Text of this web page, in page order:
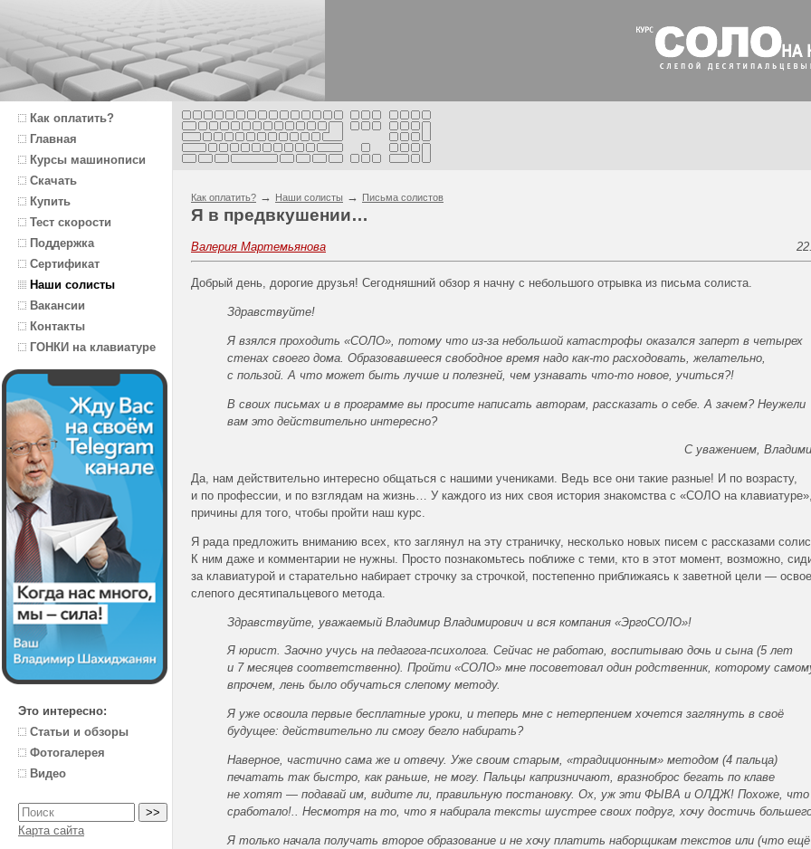
Как оплатить?
Главная
Курсы машинописи
Скачать
Купить
Тест скорости
Поддержка
Сертификат
Наши солисты
Вакансии
Контакты
ГОНКИ на клавиатуре
Это интересно:
Статьи и обзоры
Фотогалерея
Видео
Карта сайта
Как оплатить? → Наши солисты → Письма солистов
Я в предвкушении…
Валерия Мартемьянова
Добрый день, дорогие друзья! Сегодняшний обзор я начну с небольшого отрывка из письма солиста.
Здравствуйте!
Я взялся проходить «СОЛО», потому что из-за небольшой катастрофы оказался заперт в четырех
стенах своего дома. Образовавшееся свободное время надо как-то расходовать, желательно,
с пользой. А что может быть лучше и полезней, чем узнавать что-то новое, учиться?!
В своих письмах и в программе вы просите написать авторам, рассказать о себе. А зачем? Неужели
вам это действительно интересно?
С уважением,
Да, нам действительно интересно общаться с нашими учениками. Ведь все они такие разные! И по возрасту,
и по профессии, и по взглядам на жизнь… У каждого из них своя история знакомства с «СОЛО на
причины для того, чтобы пройти наш курс.
Я рада предложить вниманию всех, кто заглянул на эту страничку, несколько новых писем с рассказами
К ним даже и комментарии не нужны. Просто познакомьтесь поближе с теми, кто в этот момент, возможно,
за клавиатурой и старательно набирает строчку за строчкой, постепенно приближаясь к заветной цели —
слепого десятипальцевого метода.
Здравствуйте, уважаемый Владимир Владимирович и вся компания «ЭргоСОЛО»!
Я юрист. Заочно учусь на педагога-психолога. Сейчас не работаю, воспитываю дочь и сына (5 лет
и 7 месяцев соответственно). Пройти «СОЛО» мне посоветовал один родственник, которому
впрочем, лень было обучаться слепому методу.
Я уже освоила первые бесплатные уроки, и теперь мне с нетерпением хочется заглянуть в своё
будущее: действительно ли смогу бегло набирать?
Наверное, частично сама же и отвечу. Уже своим старым, «традиционным» методом (4 пальца)
печатать так быстро, как раньше, не могу. Пальцы капризничают, вразноброс бегать по клаве
не хотят — подавай им, видите ли, правильную постановку. Ох, уж эти ФЫВА и ОЛДЖ! Похоже, что
сработало!.. Несмотря на то, что я набирала тексты шустрее своих подруг, хочу достичь
Я только начала получать второе образование и не хочу платить наборщикам текстов или (что ещё